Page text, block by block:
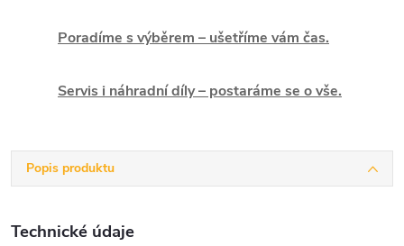
Poradíme s výběrem – ušetříme vám čas.
Servis i náhradní díly – postaráme se o vše.
Popis produktu
Technické údaje